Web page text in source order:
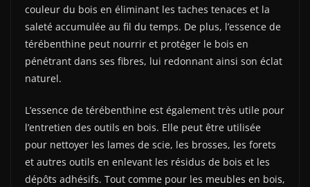
couleur du bois en éliminant les taches tenaces et la
saleté accumulée au fil du temps. De plus, l’essence de
térébenthine peut nourrir et protéger le bois en
pénétrant dans ses fibres, lui redonnant ainsi son éclat
naturel.
L’essence de térébenthine est également très utile pour
l’entretien des outils en bois. Elle peut être utilisée
pour nettoyer les lames de scie, les brosses, les forets
et autres outils en enlevant les résidus de bois et les
dépôts adhésifs. Tout comme pour les meubles en bois,